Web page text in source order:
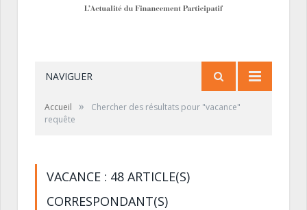
NAVIGUER
Accueil »
Chercher des résultats pour "vacance"
requête
VACANCE : 48 ARTICLE(S)
CORRESPONDANT(S)